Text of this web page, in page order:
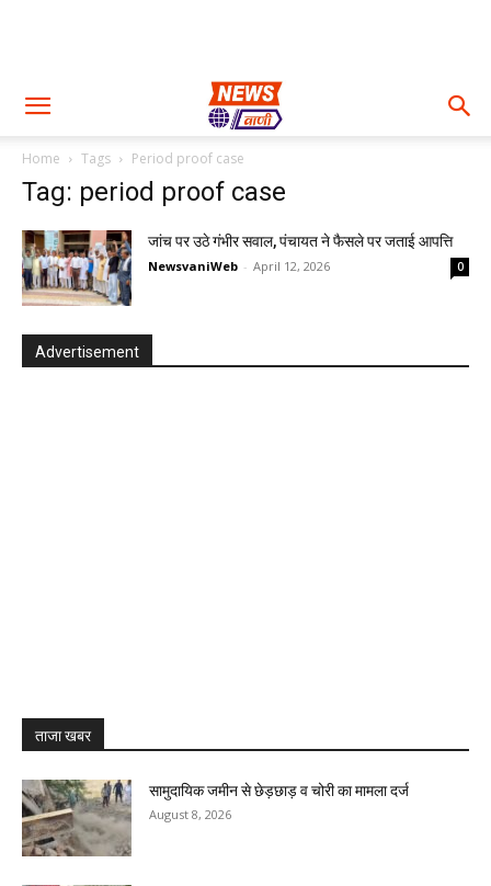
Home Tags Period proof case
Tag: period proof case
जांच पर उठे गंभीर सवाल, पंचायत ने फैसले पर जताई आपत्ति
NewsvaniWeb - April 12, 2026 0
Advertisement
ताजा खबर
सामुदायिक जमीन से छेड़छाड़ व चोरी का मामला दर्ज
August 8, 2026